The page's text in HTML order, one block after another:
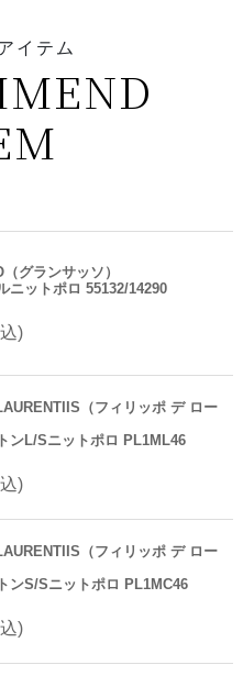
イテム
グランサッソ）
ニットポロ 55132/14290
)
（フィリッポ デ ロー
ンL/Sニットポロ PL1ML46
)
（フィリッポ デ ロー
ンS/Sニットポロ PL1MC46
)